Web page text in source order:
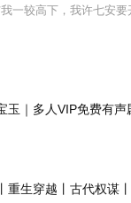
玉｜多人VIP免费有声
重生穿越丨古代权谋